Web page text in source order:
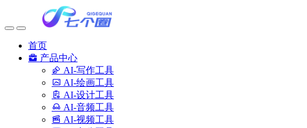
首页
产品中心
AI-写作工具
AI-绘画工具
AI-设计工具
AI-音频工具
AI-视频工具